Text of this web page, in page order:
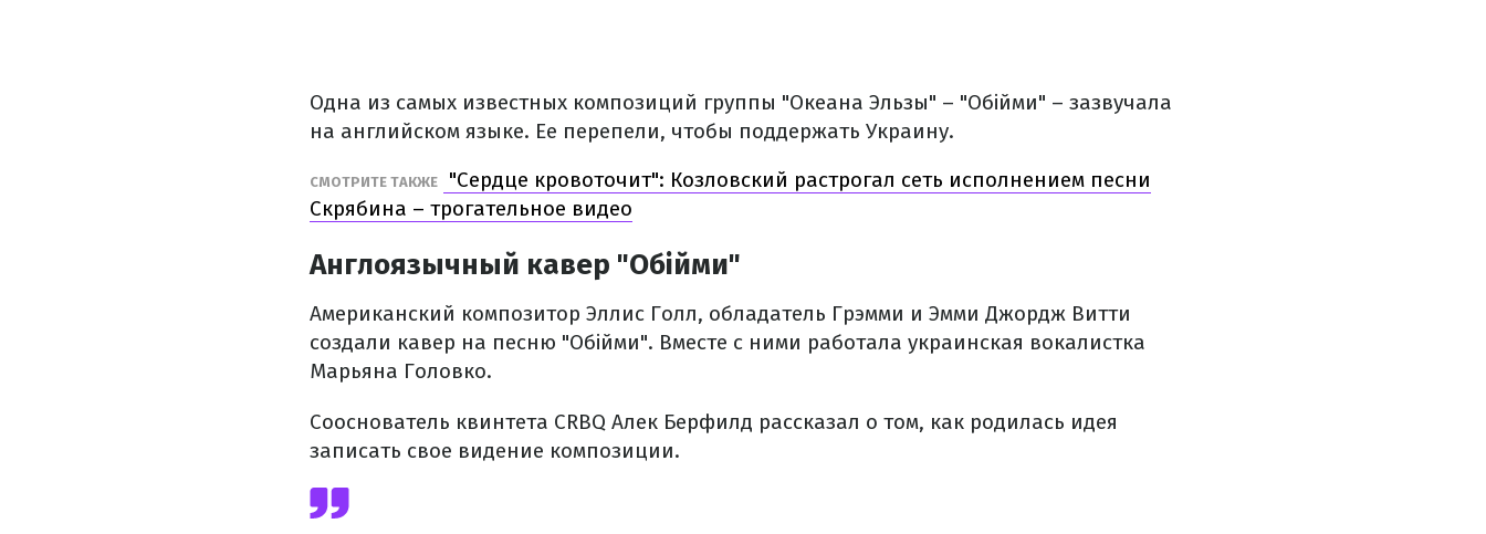
Одна из самых известных композиций группы "Океана Эльзы" – "Обійми" – зазвучала
на английском языке. Ее перепели, чтобы поддержать Украину.
СМОТРИТЕ ТАКЖЕ
"Сердце кровоточит": Козловский растрогал сеть исполнением песни
Скрябина – трогательное видео
Англоязычный кавер "Обійми"
Американский композитор Эллис Голл, обладатель Грэмми и Эмми Джордж Витти
создали кавер на песню "Обійми". Вместе с ними работала украинская вокалистка
Марьяна Головко.
Сооснователь квинтета CRBQ Алек Берфилд рассказал о том, как родилась идея
записать свое видение композиции.